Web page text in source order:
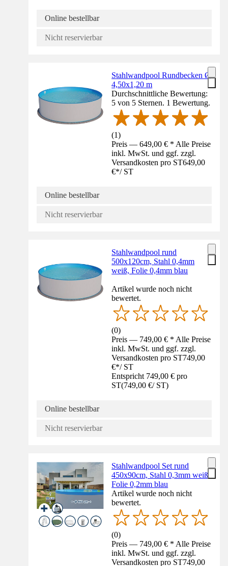
Online bestellbar
Nicht reservierbar
Stahlwandpool Rundbecken Ø
4,50x1,20 m
Durchschnittliche Bewertung:
5 von 5 Sternen. 1 Bewertung.
(1)
Preis — 649,00 € * Alle Preise
inkl. MwSt. und ggf. zzgl.
Versandkosten pro ST649,00
€*/ ST
Online bestellbar
Nicht reservierbar
Stahlwandpool rund
500x120cm, Stahl 0,4mm
weiß, Folie 0,4mm blau
Artikel wurde noch nicht
bewertet.
(0)
Preis — 749,00 € * Alle Preise
inkl. MwSt. und ggf. zzgl.
Versandkosten pro ST749,00
€*/ ST
Entspricht 749,00 € pro
ST(749,00 €/ ST)
Online bestellbar
Nicht reservierbar
Stahlwandpool Set rund
450x90cm, Stahl 0,3mm weiß,
Folie 0,2mm blau
Artikel wurde noch nicht
bewertet.
(0)
Preis — 749,00 € * Alle Preise
inkl. MwSt. und ggf. zzgl.
Versandkosten pro ST749,00